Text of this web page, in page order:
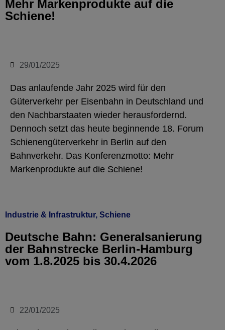
Mehr Markenprodukte auf die
Schiene!
29/01/2025
Das anlaufende Jahr 2025 wird für den
Güterverkehr per Eisenbahn in Deutschland und
den Nachbarstaaten wieder herausfordernd.
Dennoch setzt das heute beginnende 18. Forum
Schienengüterverkehr in Berlin auf den
Bahnverkehr. Das Konferenzmotto: Mehr
Markenprodukte auf die Schiene!
Industrie & Infrastruktur, Schiene
Deutsche Bahn: Generalsanierung
der Bahnstrecke Berlin-Hamburg
vom 1.8.2025 bis 30.4.2026
22/01/2025